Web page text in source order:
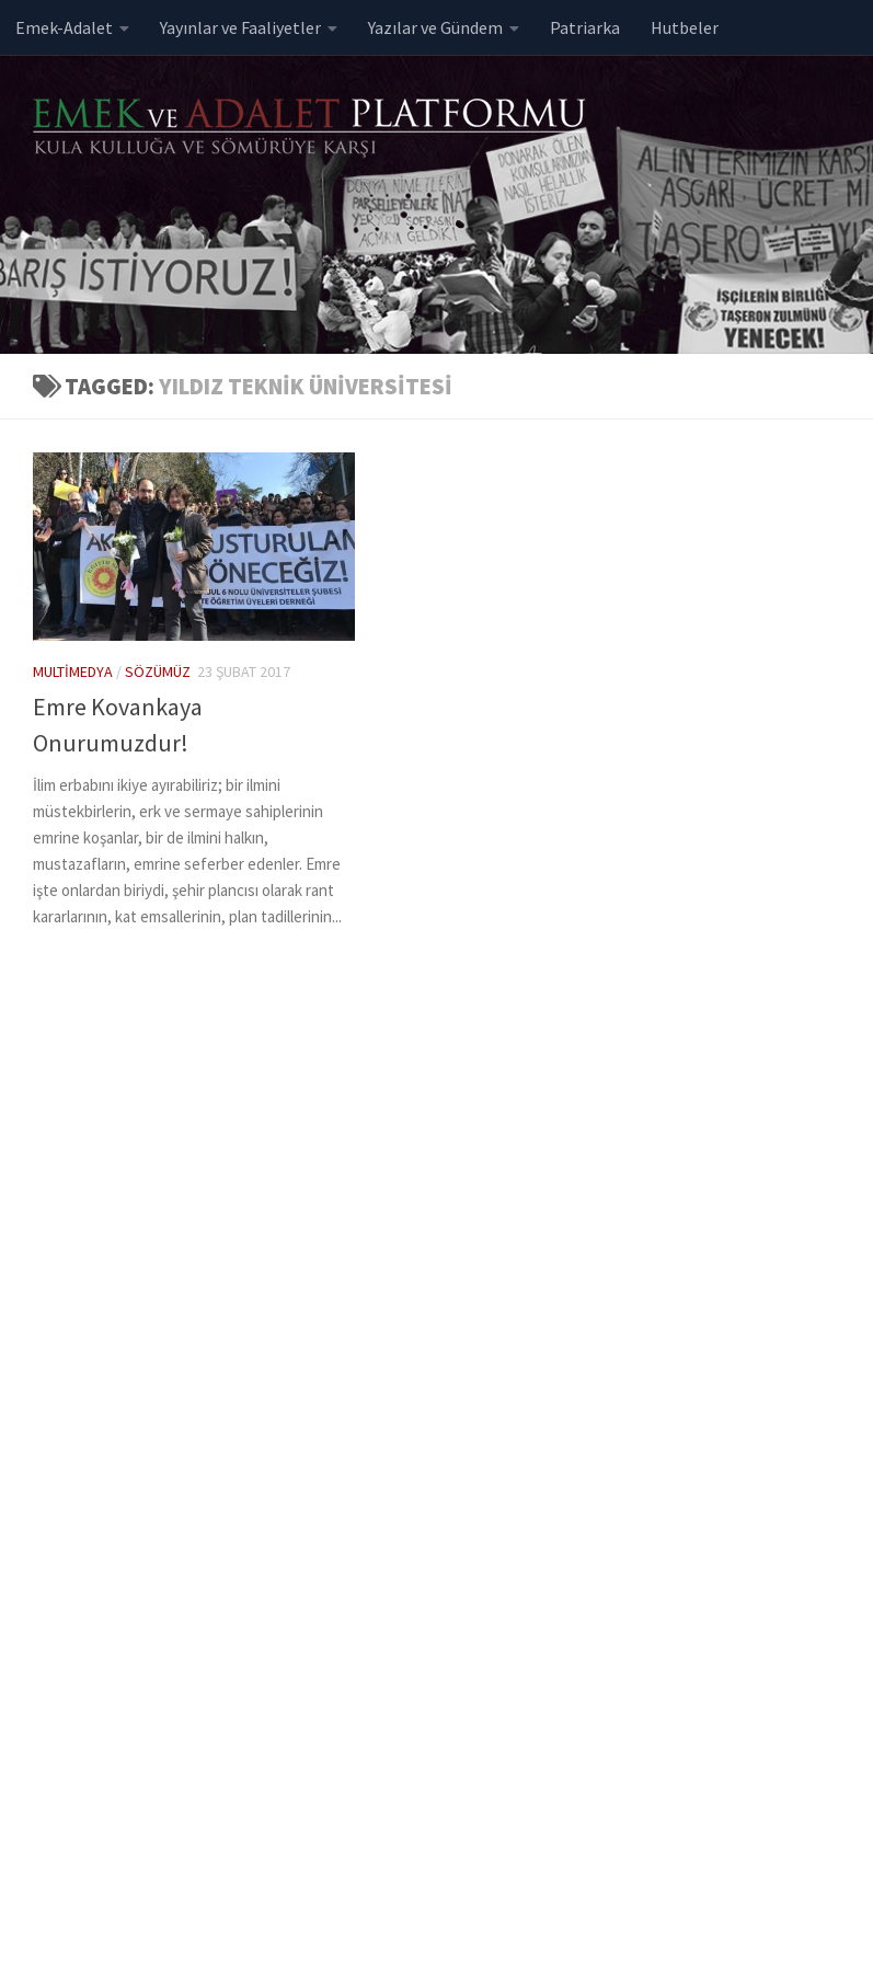
Skip to content
Emek-Adalet Yayınlar ve Faaliyetler Yazılar ve Gündem Patriarka Hutbeler
TAGGED:YILDIZ TEKNIK ÜNIVERSITESI
MULTIMEDYA /SÖZÜMÜZ 23 ŞUBAT 2017
Emre Kovankaya
Onurumuzdur!
İlim erbabını ikiye ayırabiliriz; bir ilmini
müstekbirlerin, erk ve sermaye sahiplerinin
emrine koşanlar, bir de ilmini halkın,
mustazafların, emrine seferber edenler. Emre
işte onlardan biriydi, şehir plancısı olarak rant
kararlarının, kat emsallerinin, plan tadillerinin...